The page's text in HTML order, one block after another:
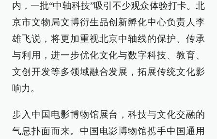
内，一批“中轴科技”吸引不少观众体验打卡。北
京市文物局文博衍生品创新孵化中心负责人李
雄飞说，将更加重视北京中轴线的保护、传承
与利用，进一步优化文化与数字科技、教育、
文创开发等多领域融合发展，拓展传统文化影
响力。
步入中国电影博物馆展台，科技与文化交融的
气息扑面而来。中国电影博物馆携手中国通用